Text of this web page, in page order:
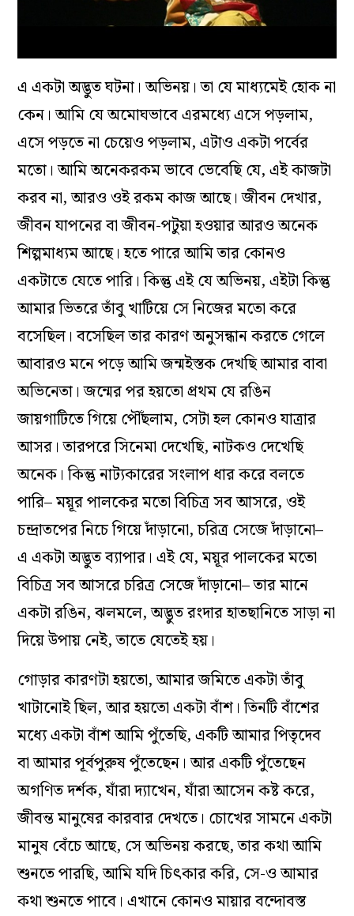
এ একটা অদ্ভুত ঘটনা। অভিনয়। তা যে মাধ‌্যমেই হোক না
কেন। আমি যে অমোঘভাবে এরমধ‌্যে এসে পড়লাম,
এসে পড়তে না চেয়েও পড়লাম, এটাও একটা পর্বের
মতো। আমি অনেকরকম ভাবে ভেবেছি যে, এই কাজটা
করব না, আরও ওই রকম কাজ আছে। জীবন দেখার,
জীবন যাপনের বা জীবন-পটুয়া হওয়ার আরও অনেক
শিল্পমাধ‌্যম আছে। হতে পারে আমি তার কোনও
একটাতে যেতে পারি। কিন্তু এই যে অভিনয়, এইটা কিন্তু
আমার ভিতরে তাঁবু খাটিয়ে সে নিজের মতো করে
বসেছিল। বসেছিল তার কারণ অনুসন্ধান করতে গেলে
আবারও মনে পড়ে আমি জন্মইস্তক দেখছি আমার বাবা
অভিনেতা। জন্মের পর হয়তো প্রথম যে রঙিন
জায়গাটিতে গিয়ে পৌঁছলাম, সেটা হল কোনও যাত্রার
আসর। তারপরে সিনেমা দেখেছি, নাটকও দেখেছি
অনেক। কিন্তু নাট‌্যকারের সংলাপ ধার করে বলতে
পারি– ময়ূর পালকের মতো বিচিত্র সব আসরে, ওই
চন্দ্রাতপের নিচে গিয়ে দাঁড়ানো, চরিত্র সেজে দাঁড়ানো–
এ একটা অদ্ভুত ব‌্যাপার। এই যে, ময়ূর পালকের মতো
বিচিত্র সব আসরে চরিত্র সেজে দাঁড়ানো– তার মানে
একটা রঙিন, ঝলমলে, অদ্ভুত রংদার হাতছানিতে সাড়া না
দিয়ে উপায় নেই, তাতে যেতেই হয়।
গোড়ার কারণটা হয়তো, আমার জমিতে একটা তাঁবু
খাটানোই ছিল, আর হয়তো একটা বাঁশ। তিনটি বাঁশের
মধ‌্যে একটা বাঁশ আমি পুঁতেছি, একটি আমার পিতৃদেব
বা আমার পূর্বপুরুষ পুঁতেছেন। আর একটি পুঁতেছেন
অগণিত দর্শক, যাঁরা দ‌্যাখেন, যাঁরা আসেন কষ্ট করে,
জীবন্ত মানুষের কারবার দেখতে। চোখের সামনে একটা
মানুষ বেঁচে আছে, সে অভিনয় করছে, তার কথা আমি
শুনতে পারছি, আমি যদি চিৎকার করি, সে-ও আমার
কথা শুনতে পাবে। এখানে কোনও মায়ার বন্দোবস্ত